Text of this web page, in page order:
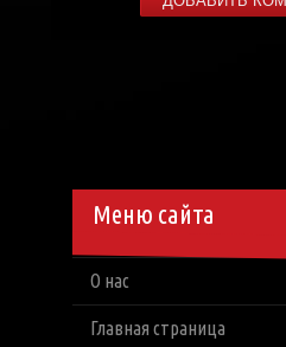
Меню сайта
О нас
Главная страница